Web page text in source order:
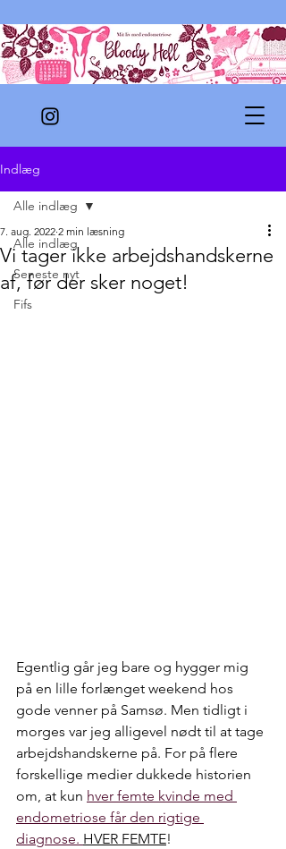
Indlæg
Alle indlæg
Seneste nyt
Fifs
Alle indlæg
Vi tager ikke arbejdshandskerne
af, før der sker noget!
7. aug. 2022 2 min læsning
Egentlig går jeg bare og hygger mig
på en lille forlænget weekend hos
gode venner på Samsø. Men tidligt i
morges var jeg alligevel nødt til at tage
arbejdshandskerne på. For på flere
forskellige medier dukkede historien
om, at kun hver femte kvinde med
endometriose får den rigtige
diagnose. HVER FEMTE!